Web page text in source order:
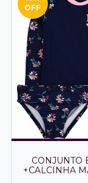
OFF
CONJUNTO
+CALCINHA